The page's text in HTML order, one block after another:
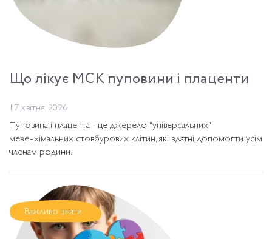
Що лікує МСК пуповини і плаценти
17 квітня 2026
Пуповина і плацента - це джерело "універсальних"
мезенхімальних стовбурових клітин, які здатні допомогти усім
членам родини.
Важливо знати